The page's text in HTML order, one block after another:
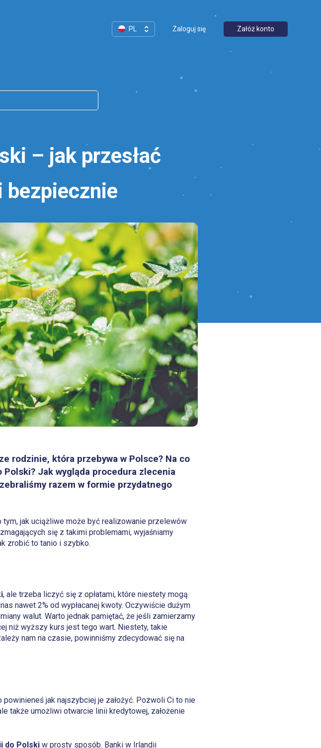
PL Zaloguj się Załóż konto
– jak przesłać
bezpiecznie
rodzinie, która przebywa w Polsce? Na co
Polski? Jak wygląda procedura zlecenia
razem w formie przydatnego
jak uciążliwe może być realizowanie przelewów
się z takimi problemami, wyjaśniamy
zrobić to tanio i szybko.
, ale trzeba liczyć się z opłatami, które niestety mogą
nawet 2% od wypłacanej kwoty. Oczywiście dużym
walut. Warto jednak pamiętać, że jeśli zamierzamy
niż wyższy kurs jest tego wart. Niestety, takie
nam na czasie, powinniśmy zdecydować się na
jak najszybciej je założyć. Pozwoli Ci to nie
także umożliwi otwarcie linii kredytowej, założenie
do Polskiw prosty sposób. Banki w Irlandii